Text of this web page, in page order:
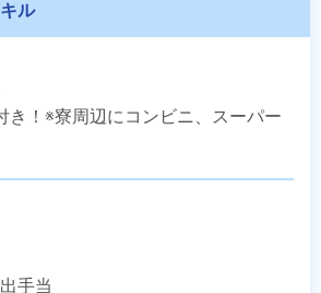
ル
き！※寮周辺にコンビニ、スーパー
手当